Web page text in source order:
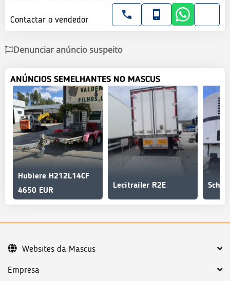
Contactar o vendedor
Denunciar anúncio suspeito
ANÚNCIOS SEMELHANTES NO MASCUS
Hubiere H212L14CF
4650 EUR
Lecitrailer R2E
Empresa
Websites da Mascus